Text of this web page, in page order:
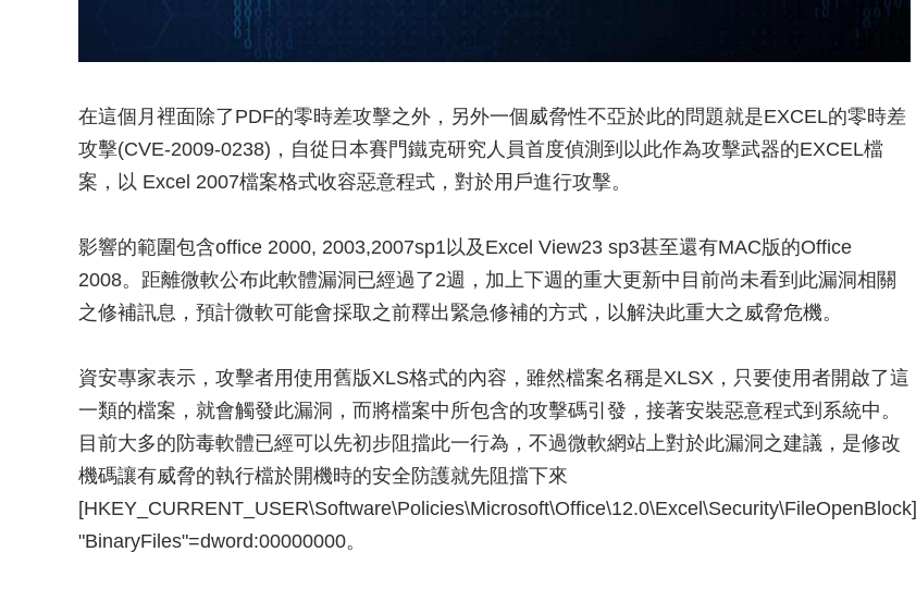
在這個月裡面除了PDF的零時差攻擊之外，另外一個威脅性不亞於此的問題就是EXCEL的零時差
攻擊(CVE-2009-0238)，自從日本賽門鐵克研究人員首度偵測到以此作為攻擊武器的EXCEL檔
案，以 Excel 2007檔案格式收容惡意程式，對於用戶進行攻擊。
影響的範圍包含office 2000, 2003,2007sp1以及Excel View23 sp3甚至還有MAC版的Office
2008。距離微軟公布此軟體漏洞已經過了2週，加上下週的重大更新中目前尚未看到此漏洞相關
之修補訊息，預計微軟可能會採取之前釋出緊急修補的方式，以解決此重大之威脅危機。
資安專家表示，攻擊者用使用舊版XLS格式的內容，雖然檔案名稱是XLSX，只要使用者開啟了這
一類的檔案，就會觸發此漏洞，而將檔案中所包含的攻擊碼引發，接著安裝惡意程式到系統中。
目前大多的防毒軟體已經可以先初步阻擋此一行為，不過微軟網站上對於此漏洞之建議，是修改
機碼讓有威脅的執行檔於開機時的安全防護就先阻擋下來
[HKEY_CURRENT_USER\Software\Policies\Microsoft\Office\12.0\Excel\Security\FileOpenBlock]
"BinaryFiles"=dword:00000000。